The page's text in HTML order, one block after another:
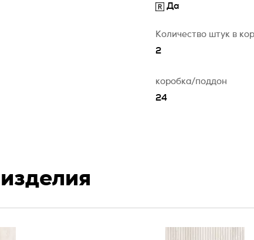
Да
Количество штук в
2
коробка/поддон
24